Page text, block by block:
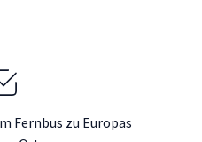
Fernbus zu Europas